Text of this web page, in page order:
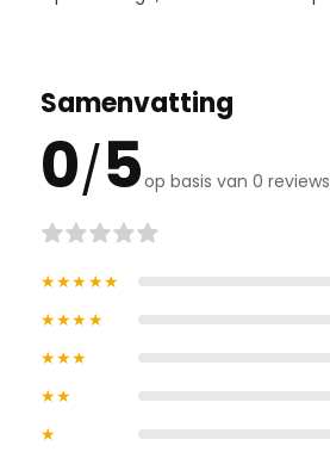
Samenvatting
0/5op basis van 0 reviews
★★★★★
★★★★
★★★
★★
★